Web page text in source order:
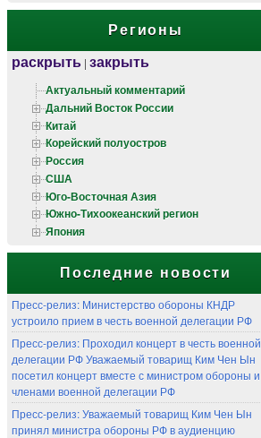
Регионы
раскрыть | закрыть
Актуальный комментарий
Дальний Восток России
Китай
Корейский полуостров
Россия
США
Юго-Восточная Азия
Южно-Тихоокеанский регион
Япония
Последние новости
Пресс-релиз: Министерство обороны КНДР
устроило прием в честь военной делегации РФ
Пресс-релиз: Проходил концерт в честь военной
делегации РФ Уважаемый товарищ Ким Чен Ын
посетил концерт вместе с министром обороны и
членами военной делегации РФ
Пресс-релиз: Уважаемый товарищ Ким Чен Ын
принял министра обороны РФ в аудиенцию